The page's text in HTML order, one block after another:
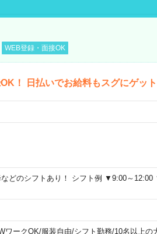
WEB登録・面接OK
！ 日払いでお給料もスグにゲット
などのシフトあり！ シフト例 ▼9:00～
ワークOK/服装自由/シフト勤務/10名以上の